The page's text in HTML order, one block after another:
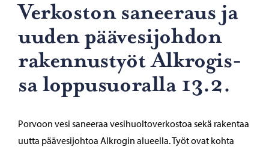
Ver­kos­ton sa­nee­raus ja
uuden pää­ve­si­joh­don
ra­ken­nus­työt Alk­ro­gis­
sa lop­pusuo­ral­la 13.2.
Porvoon vesi saneeraa vesihuoltoverkostoa sekä rakentaa
uutta päävesijohtoa Alkrogin alueella. Työt ovat kohta